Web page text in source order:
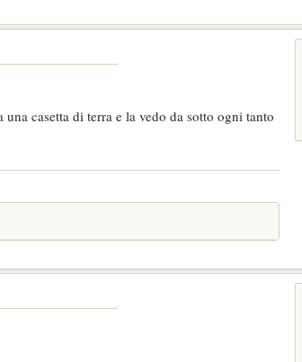
casetta di terra e la vedo da sotto ogni tanto